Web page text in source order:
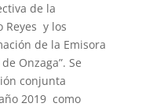
de la
Reyes y los
de la Emisora
Onzaga”. Se
conjunta
2019 como